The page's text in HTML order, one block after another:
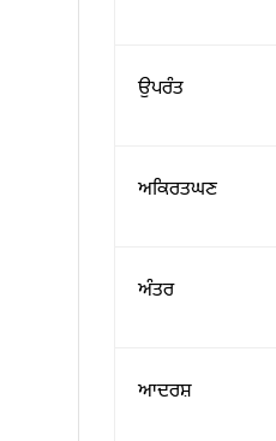
ਉਪਰੰਤ
ਅਕਿਰਤਘਣ
ਅੰਤਰ
ਆਦਰਸ਼